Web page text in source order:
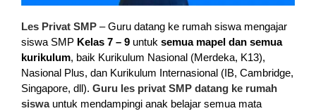
Les Privat SMP – Guru datang ke rumah siswa mengajar
siswa SMP Kelas 7 – 9untuk semua mapel dan semua
kurikulum, baik Kurikulum Nasional (Merdeka, K13),
Nasional Plus, dan Kurikulum Internasional (IB, Cambridge,
Singapore, dll). Guru les privat SMP datang ke rumah
siswauntuk mendampingi anak belajar semua mata